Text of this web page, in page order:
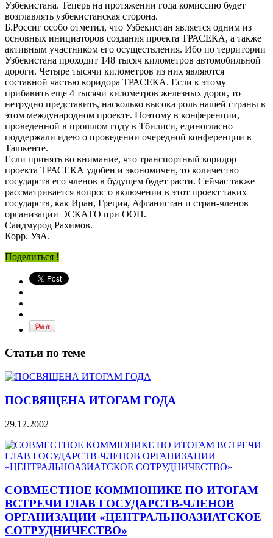
Узбекистана. Теперь на протяжении года комиссию будет
возглавлять узбекистанская сторона.
Б.Россиг особо отметил, что Узбекистан является одним из
основных инициаторов создания проекта ТРАСЕКА, а также
активным участником его осуществления. Ибо по территории
Узбекистана проходит 148 тысяч километров автомобильной
дороги. Четыре тысячи километров из них являются
составной частью коридора ТРАСЕКА. Если к этому
прибавить еще 4 тысячи километров железных дорог, то
нетрудно представить, насколько высока роль нашей страны в
этом международном проекте. Поэтому в конференции,
проведенной в прошлом году в Тбилиси, единогласно
поддержали идею о проведении очередной конференции в
Ташкенте.
Если принять во внимание, что транспортный коридор
проекта ТРАСЕКА удобен и экономичен, то количество
государств его членов в будущем будет расти. Сейчас также
рассматривается вопрос о включении в этот проект таких
государств, как Иран, Греция, Афганистан и стран-членов
организации ЭСКАТО при ООН.
Саидмурод Рахимов.
Корр. УзА.
Поделиться !
Статьи по теме
ПОСВЯЩЕНА ИТОГАМ ГОДА
29.12.2002
СОВМЕСТНОЕ КОММЮНИКЕ ПО ИТОГАМ
ВСТРЕЧИ ГЛАВ ГОСУДАРСТВ-ЧЛЕНОВ
ОРГАНИЗАЦИИ «ЦЕНТРАЛЬНОАЗИАТСКОЕ
СОТРУДНИЧЕСТВО»